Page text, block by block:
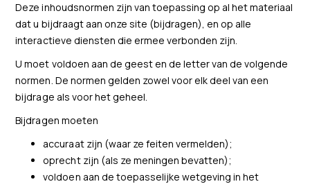
Deze inhoudsnormen zijn van toepassing op al het materiaal
dat u bijdraagt aan onze site (bijdragen), en op alle
interactieve diensten die ermee verbonden zijn.
U moet voldoen aan de geest en de letter van de volgende
normen. De normen gelden zowel voor elk deel van een
bijdrage als voor het geheel.
Bijdragen moeten
accuraat zijn (waar ze feiten vermelden);
oprecht zijn (als ze meningen bevatten);
voldoen aan de toepasselijke wetgeving in het